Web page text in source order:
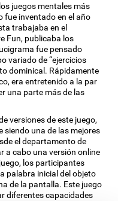
juegos mentales más
fue inventado en el año
trabajaba en el
Fun, publicaba los
fue pensado
variado de “ejercicios
dominical. Rápidamente
era entretenido a la par
una parte más de las
versiones de este juego,
siendo una de las mejores
el departamento de
a cabo una versión online
los participantes
palabra inicial del objeto
de la pantalla. Este juego
diferentes capacidades